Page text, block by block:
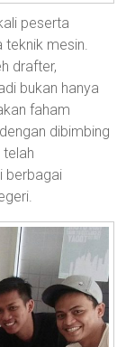
peserta
teknik mesin.
drafter,
bukan hanya
faham
dibimbing
telah
berbagai